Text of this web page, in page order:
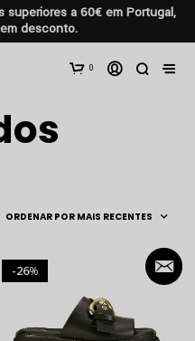
superiores a 60€ em Portugal,
desconto.
0
%
26